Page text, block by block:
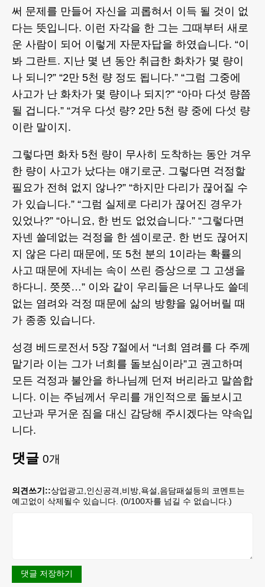
써 문제를 만들어 자신을 괴롭혀서 이득 될 것이 없
다는 뜻입니다. 이런 자각을 한 그는 그때부터 새로
운 사람이 되어 이렇게 자문자답을 하였습니다. “이
봐 그란트. 지난 몇 년 동안 취급한 화차가 몇 량이
나 되니?” “2만 5천 량 정도 됩니다.” “그럼 그중에
사고가 난 화차가 몇 량이나 되지?” “아마 다섯 량쯤
될 겁니다.” “겨우 다섯 량? 2만 5천 량 중에 다섯 량
이란 말이지.
그렇다면 화차 5천 량이 무사히 도착하는 동안 겨우
한 량이 사고가 났다는 얘기로군. 그렇다면 걱정할
필요가 전혀 없지 않나?” “하지만 다리가 끊어질 수
가 있습니다.” “그럼 실제로 다리가 끊어진 경우가
있었나?” “아니요, 한 번도 없었습니다.” “그렇다면
자넨 쓸데없는 걱정을 한 셈이로군. 한 번도 끊어지
지 않은 다리 때문에, 또 5천 분의 1이라는 확률의
사고 때문에 자네는 속이 쓰린 증상으로 그 고생을
하다니. 쯧쯧…” 이와 같이 우리들은 너무나도 쓸데
없는 염려와 걱정 때문에 삶의 방향을 잃어버릴 때
가 종종 있습니다.
성경 베드로전서 5장 7절에서 “너희 염려를 다 주께
맡기라 이는 그가 너희를 돌보심이라”고 권고하며
모든 걱정과 불안을 하나님께 던져 버리라고 말씀합
니다. 이는 주님께서 우리를 개인적으로 돌보시고
고난과 무거운 짐을 대신 감당해 주시겠다는 약속입
니다.
댓글 0개
의견쓰기::상업광고,인신공격,비방,욕설,음담패설등의 코멘트는
예고없이 삭제될수 있습니다. (0/100자를 넘길 수 없습니다.)
댓글 저장하기